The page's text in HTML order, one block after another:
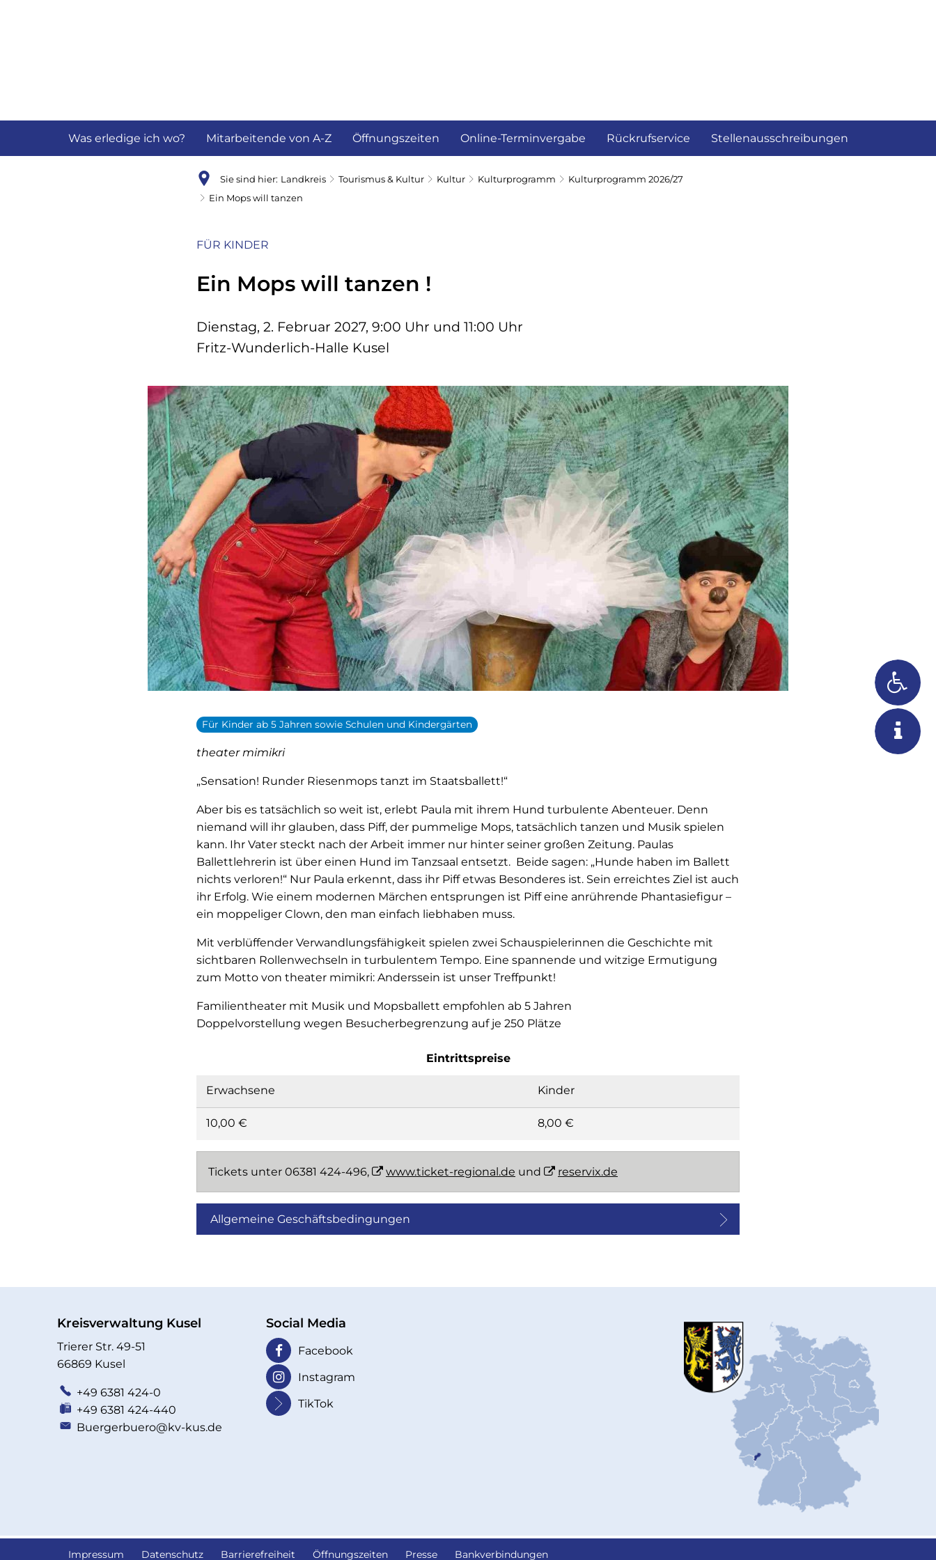
Was erledige ich wo? Mitarbeitende von A-Z Öffnungszeiten Online-Terminvergabe Rückrufservice Stellenausschreibungen
Sie sind hier: Landkreis Tourismus & Kultur Kultur Kulturprogramm
Kulturprogramm 2026/27
Ein Mops will tanzen
FÜR KINDER
Ein Mops will tanzen !
Dienstag, 2. Februar 2027, 9:00 Uhr und 11:00 Uhr
Fritz-Wunderlich-Halle Kusel
Für Kinder ab 5 Jahren sowie Schulen und Kindergärten
theater mimikri
„Sensation! Runder Riesenmops tanzt im Staatsballett!“
Aber bis es tatsächlich so weit ist, erlebt Paula mit ihrem Hund turbulente Abenteuer. Denn
niemand will ihr glauben, dass Piff, der pummelige Mops, tatsächlich tanzen und Musik spielen
kann. Ihr Vater steckt nach der Arbeit immer nur hinter seiner großen Zeitung. Paulas
Ballettlehrerin ist über einen Hund im Tanzsaal entsetzt. Beide sagen: „Hunde haben im Ballett
nichts verloren!“ Nur Paula erkennt, dass ihr Piff etwas Besonderes ist. Sein erreichtes Ziel ist auch
ihr Erfolg. Wie einem modernen Märchen entsprungen ist Piff eine anrührende Phantasiefigur –
ein moppeliger Clown, den man einfach liebhaben muss.
Mit verblüffender Verwandlungsfähigkeit spielen zwei Schauspielerinnen die Geschichte mit
sichtbaren Rollenwechseln in turbulentem Tempo. Eine spannende und witzige Ermutigung
zum Motto von theater mimikri: Anderssein ist unser Treffpunkt!
Familientheater mit Musik und Mopsballett empfohlen ab 5 Jahren
Doppelvorstellung wegen Besucherbegrenzung auf je 250 Plätze
Eintrittspreise
Erwachsene Kinder
10,00 € 8,00 €
Tickets unter 06381 424-496, www.ticket-regional.de und reservix.de
Allgemeine Geschäftsbedingungen
Kreisverwaltung Kusel
Trierer Str. 49-51
66869 Kusel
+49 6381 424-0
+49 6381 424-440
Buergerbuero@kv-kus.de
Social Media
Facebook
Instagram
TikTok
Impressum Datenschutz Barrierefreiheit Öffnungszeiten Presse Bankverbindungen